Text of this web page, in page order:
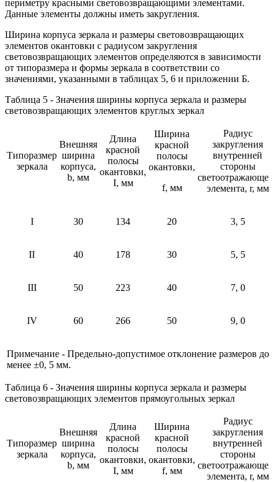
периметру красными световозвращающими элементами.
Данные элементы должны иметь закругления.
Ширина корпуса зеркала и размеры световозвращающих
элементов окантовки с радиусом закругления
световозвращающих элементов определяются в зависимости
от типоразмера и формы зеркала в соответствии со
значениями, указанными в таблицах 5, 6 и приложении Б.
Таблица 5 - Значения ширины корпуса зеркала и размеры
световозвращающих элементов круглых зеркал
Типоразмер
зеркала
Внешняя
ширина
корпуса,
b, мм
Длина
красной
полосы
окантовки,
I, мм
Ширина
красной
полосы
окантовки,
f, мм
Радиус
закругления
внутренней
стороны
элемента, r, мм
I 30 134 20 3, 5
II 40 178 30 5, 5
III 50 223 40 7, 0
IV 60 266 50 9, 0
Примечание - Предельно-допустимое отклонение размеров
менее ±0, 5 мм.
Таблица 6 - Значения ширины корпуса зеркала и размеры
световозвращающих элементов прямоугольных зеркал
Типоразмер
зеркала
Внешняя
ширина
корпуса,
b, мм
Длина
красной
полосы
окантовки,
I, мм
Ширина
красной
полосы
окантовки,
f, мм
Радиус
закругления
внутренней
стороны
элемента, r, мм